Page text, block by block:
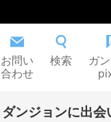
お問い
合わせ
検索
ガ
ダンジョンに出